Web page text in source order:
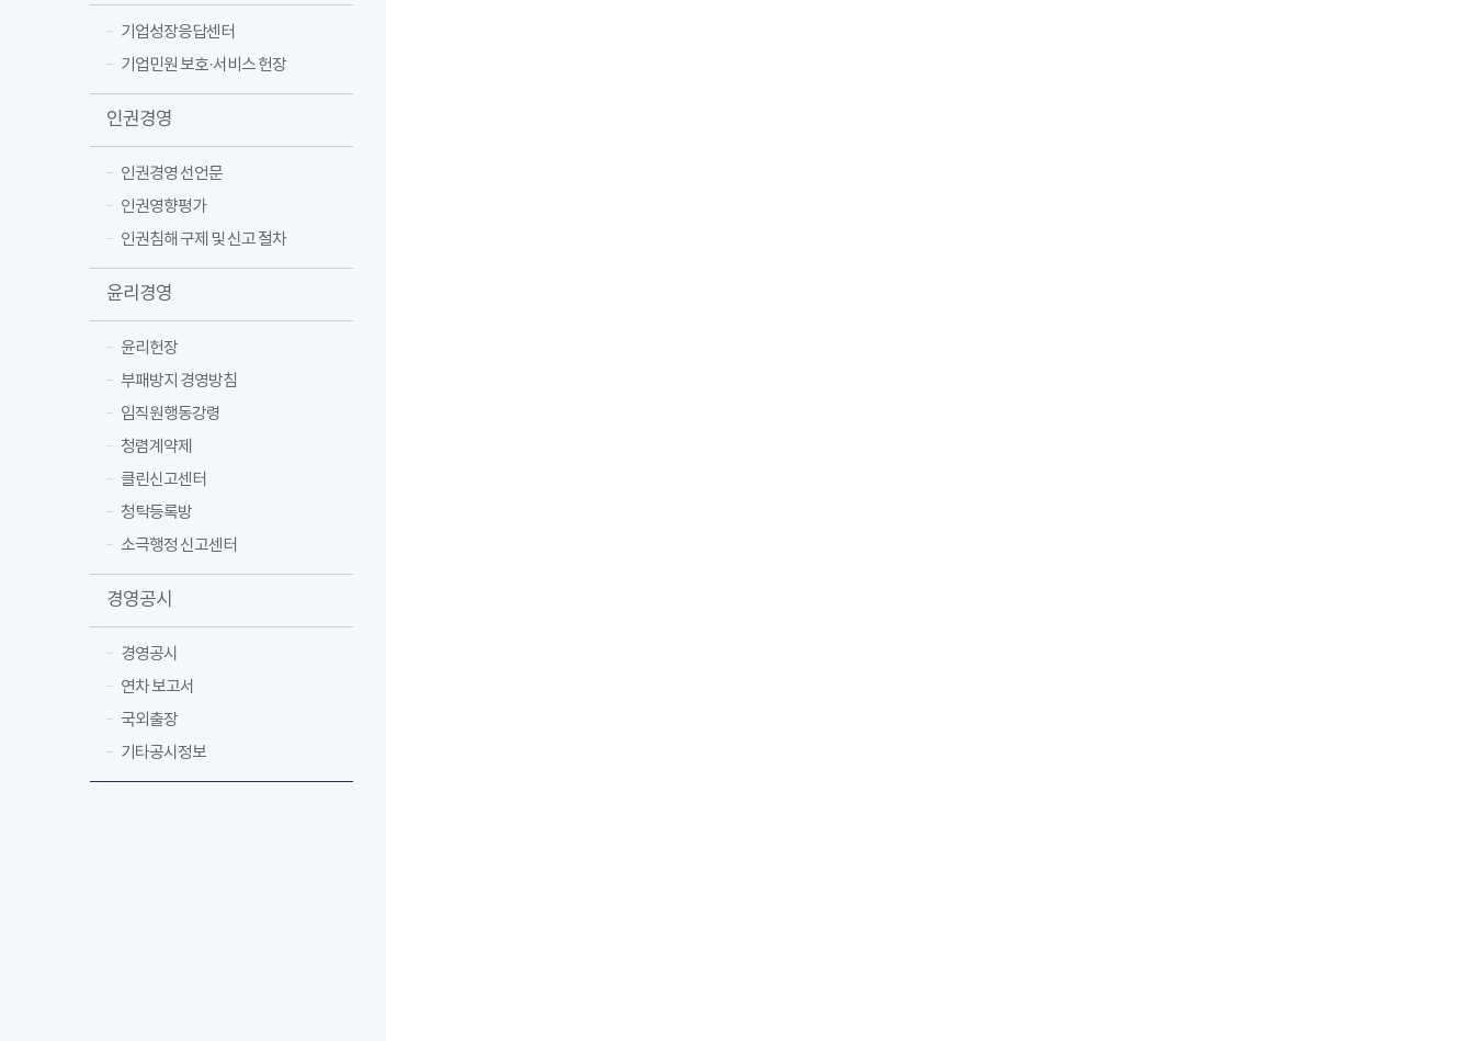
기업성장응답센터
기업민원 보호·서비스 헌장
인권경영
인권경영 선언문
인권영향평가
인권침해 구제 및 신고 절차
윤리경영
윤리헌장
부패방지 경영방침
임직원행동강령
청렴계약제
클린신고센터
청탁등록방
소극행정 신고센터
경영공시
경영공시
연차 보고서
국외출장
기타공시정보